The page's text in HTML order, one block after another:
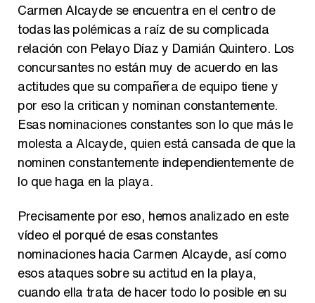
Carmen Alcayde se encuentra en el centro de
todas las polémicas a raíz de su complicada
relación con Pelayo Díaz y Damián Quintero. Los
concursantes no están muy de acuerdo en las
actitudes que su compañera de equipo tiene y
por eso la critican y nominan constantemente.
Esas nominaciones constantes son lo que más le
molesta a Alcayde, quien está cansada de que la
nominen constantemente independientemente de
lo que haga en la playa.
Precisamente por eso, hemos analizado en este
vídeo el porqué de esas constantes
nominaciones hacia Carmen Alcayde, así como
esos ataques sobre su actitud en la playa,
cuando ella trata de hacer todo lo posible en su